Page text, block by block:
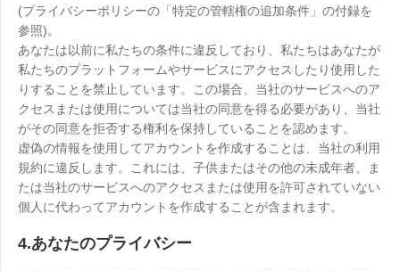
(プライバシーポリシーの「特定の管轄権の追加条件」の付録を
参照)。
あなたは以前に私たちの条件に違反しており、私たちはあなたが
私たちのプラットフォームやサービスにアクセスしたり使用した
りすることを禁止しています。この場合、当社のサービスへのア
クセスまたは使用については当社の同意を得る必要があり、当社
がその同意を拒否する権利を保持していることを認めます。
虚偽の情報を使用してアカウントを作成することは、当社の利用
規約に違反します。これには、子供またはその他の未成年者、ま
たは当社のサービスへのアクセスまたは使用を許可されていない
個人に代わってアカウントを作成することが含まれます。
4.あなたのプライバシー